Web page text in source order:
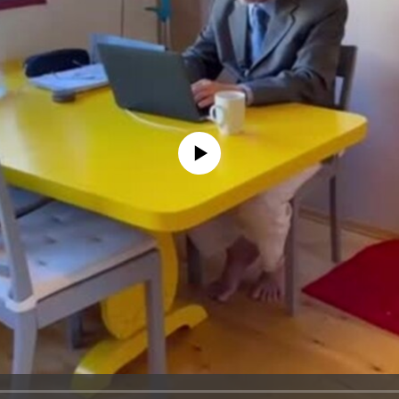
No media source currently available